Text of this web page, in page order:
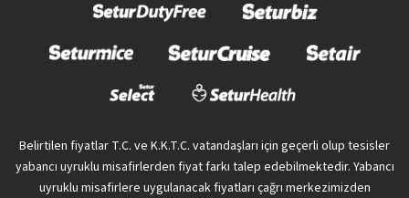
Belirtilen fiyatlar T.C. ve K.K.T.C. vatandaşları için geçerli olup tesisler
yabancı uyruklu misafirlerden fiyat farkı talep edebilmektedir. Yabancı
uyruklu misafirlere uygulanacak fiyatları çağrı merkezimizden